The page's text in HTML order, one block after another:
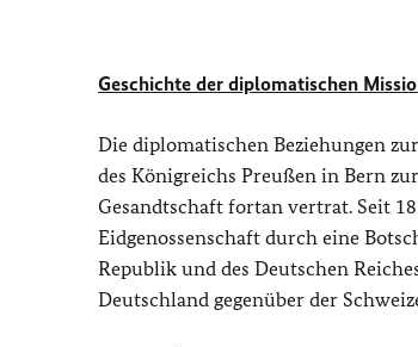
Geschichte der diplomatischen
Die diplomatischen Beziehungen
des Königreichs Preußen in Bern
Gesandtschaft fortan vertrat. Seit
Eidgenossenschaft durch eine
Republik und des Deutschen
Deutschland gegenüber der